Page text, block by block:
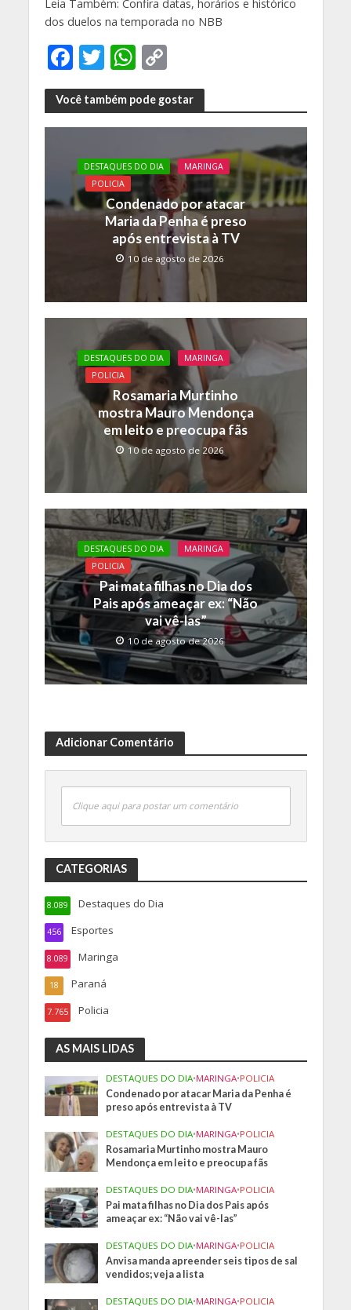
Leia Também: Confira datas, horários e histórico
dos duelos na temporada no NBB
F
ac
e
b
o
o
k
T
w
itt
er
W
h
at
s
A
p
p
C
o
p
y
Li
n
k
Você também pode gostar
DESTAQUES DO DIA
MARINGA
POLICIA
Condenado por atacar
Maria da Penha é preso
após entrevista à TV
10 de agosto de 2026
DESTAQUES DO DIA
MARINGA
POLICIA
Rosamaria Murtinho
mostra Mauro Mendonça
em leito e preocupa fãs
10 de agosto de 2026
DESTAQUES DO DIA
MARINGA
POLICIA
Pai mata filhas no Dia dos
Pais após ameaçar ex: “Não
vai vê-las”
10 de agosto de 2026
Adicionar Comentário
Clique aqui para postar um comentário
CATEGORIAS
Destaques do Dia
8.089
Esportes
456
Maringa
8.089
Paraná
18
Policia
7.765
AS MAIS LIDAS
DESTAQUES DO DIA•MARINGA•POLICIA
Condenado por atacar Maria da Penha é
preso após entrevista à TV
DESTAQUES DO DIA•MARINGA•POLICIA
Rosamaria Murtinho mostra Mauro
Mendonça em leito e preocupa fãs
DESTAQUES DO DIA•MARINGA•POLICIA
Pai mata filhas no Dia dos Pais após
ameaçar ex: “Não vai vê-las”
DESTAQUES DO DIA•MARINGA•POLICIA
Anvisa manda apreender seis tipos de sal
vendidos; veja a lista
DESTAQUES DO DIA•MARINGA•POLICIA